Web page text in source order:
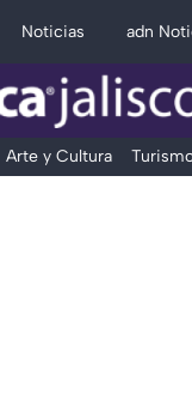
Noticias adn
Arte y Cultura